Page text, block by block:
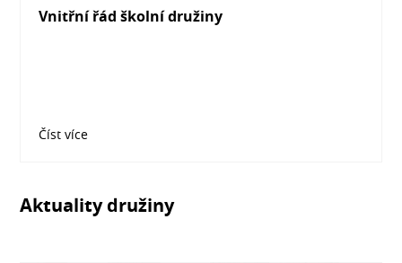
Vnitřní řád školní družiny
Číst více
Aktuality družiny